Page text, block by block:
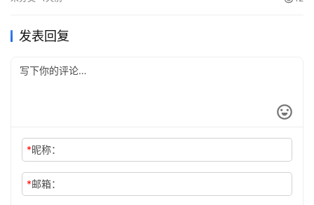
职业者，更稳妥的思路是把订阅成本和使用频率对应起来；月底准
的原账号里会更省心。
发表回复
*昵称：
*邮箱：